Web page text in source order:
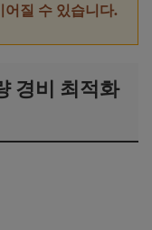
어질 수 있습니다.
경비 최적화